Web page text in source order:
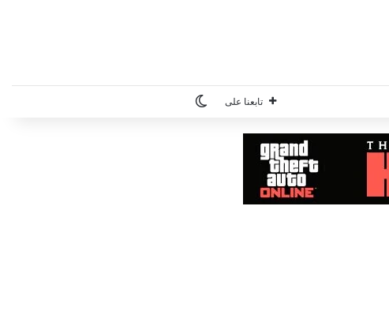
تابعنا على الوضع المظلم